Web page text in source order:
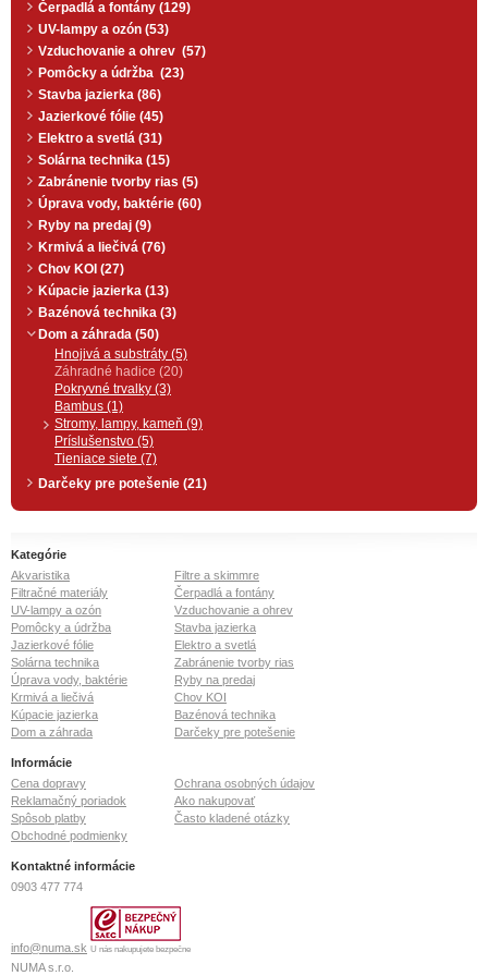
rýchlospojkou 1/2 ". Batéria je
súčasťou dodávky.
Čerpadlá a fontány (129)
UV-lampy a ozón (53)
Vzduchovanie a ohrev (57)
Pomôcky a údržba (23)
Stavba jazierka (86)
Jazierkové fólie (45)
Elektro a svetlá (31)
Solárna technika (15)
Zabránenie tvorby rias (5)
Úprava vody, baktérie (60)
Ryby na predaj (9)
Krmivá a liečivá (76)
Chov KOI (27)
Kúpacie jazierka (13)
Bazénová technika (3)
Dom a záhrada (50)
Hnojivá a substráty (5)
Záhradné hadice (20)
Pokryvné trvalky (3)
Bambus (1)
Stromy, lampy, kameň (9)
Príslušenstvo (5)
Tieniace siete (7)
Darčeky pre potešenie (21)
Kategórie
Akvaristika
Filtre a skimmre
Filtračné materiály
Čerpadlá a fontány
UV-lampy a ozón
Vzduchovanie a ohrev
Pomôcky a údržba
Stavba jazierka
Jazierkové fólie
Elektro a svetlá
Solárna technika
Zabránenie tvorby rias
Úprava vody, baktérie
Ryby na predaj
Krmivá a liečivá
Chov KOI
Kúpacie jazierka
Bazénová technika
Dom a záhrada
Darčeky pre potešenie
Informácie
Cena dopravy
Ochrana osobných údajov
Reklamačný poriadok
Ako nakupovať
Spôsob platby
Často kladené otázky
Obchodné podmienky
Kontaktné informácie
0903 477 774
info@numa.sk U nás nakupujete bezpečne
NUMA s.r.o.